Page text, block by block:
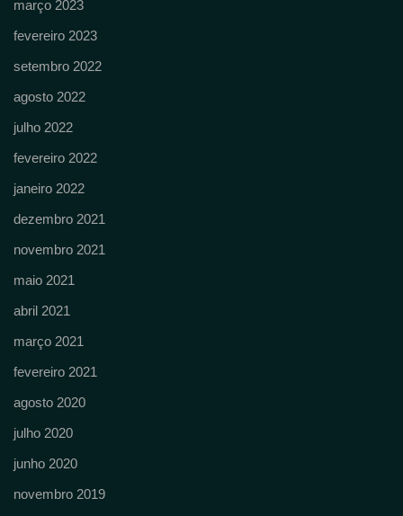
março 2023
fevereiro 2023
setembro 2022
agosto 2022
julho 2022
fevereiro 2022
janeiro 2022
dezembro 2021
novembro 2021
maio 2021
abril 2021
março 2021
fevereiro 2021
agosto 2020
julho 2020
junho 2020
novembro 2019